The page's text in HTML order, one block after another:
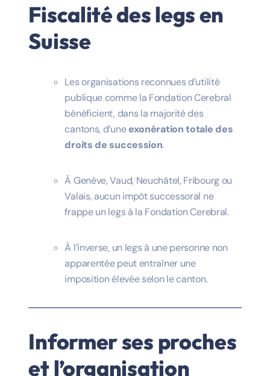
Fiscalité des legs en
Suisse
Les organisations reconnues d’utilité
publique comme la Fondation Cerebral
bénéficient, dans la majorité des
cantons, d’uneexonération totale des
droits de succession.
À Genève, Vaud, Neuchâtel, Fribourg ou
Valais, aucun impôt successoral ne
frappe un legs à la Fondation Cerebral.
À l’inverse, un legs à une personne non
apparentée peut entraîner une
imposition élevée selon le canton.
Informer ses proches
et l’organisation